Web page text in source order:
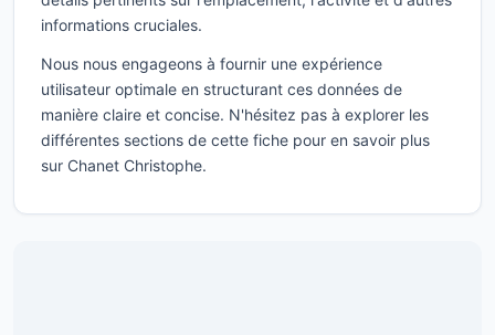
informations cruciales.
Nous nous engageons à fournir une expérience
utilisateur optimale en structurant ces données de
manière claire et concise. N'hésitez pas à explorer les
différentes sections de cette fiche pour en savoir plus
sur Chanet Christophe.